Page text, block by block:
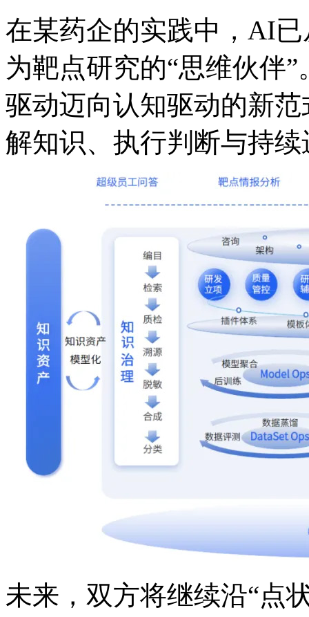
在某药企的实践中，AI
为靶点研究的“思维伙伴
驱动迈向认知驱动的新
解知识、执行判断与持
未来，双方将继续沿